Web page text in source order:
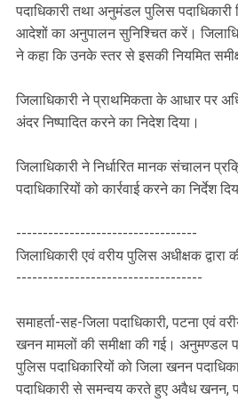
पदाधिकारी तथा अनुमंडल पुलिस
आदेशों का अनुपालन सुनिश्चित करें।
ने कहा कि उनके स्तर से इसकी नियमित
जिलाधिकारी ने प्राथमिकता के आधार पर
अंदर निष्पादित करने का निदेश दिया।
जिलाधिकारी ने निर्धारित मानक संचालन
पदाधिकारियों को कार्रवाई करने का निर्देश
----------------------------------
जिलाधिकारी एवं वरीय पुलिस अधीक्षक द्वारा
-----------------------------------
समाहर्ता-सह-जिला पदाधिकारी, पटना एवं
खनन मामलों की समीक्षा की गई। अनुमण्डल
पुलिस पदाधिकारियों को जिला खनन
पदाधिकारी से समन्वय करते हुए अवैध खनन,